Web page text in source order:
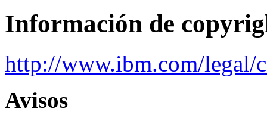
Información de
http://www.ibm.com/legal/
Avisos